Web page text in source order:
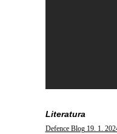
Literatura
Defence Blog 19. 1.